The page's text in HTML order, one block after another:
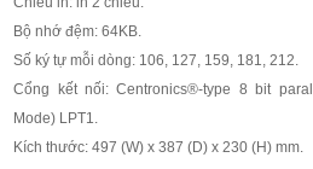
Bộ nhớ đệm: 64KB.
Số ký tự mỗi dòng: 106, 127, 159, 181, 212.
Cổng kết nối: Centronics®-type 8 bit
Mode) LPT1.
Kích thước: 497 (W) x 387 (D) x 230 (H) mm.